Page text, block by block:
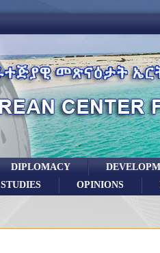
DIPLOMACY
OPINIONS
STUDIES